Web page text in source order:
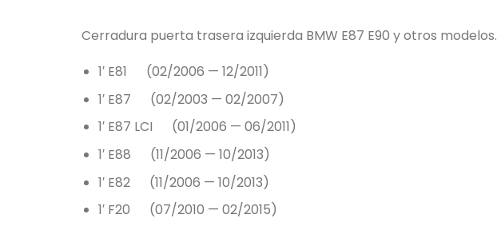
Cerradura puerta trasera izquierda BMW E87 E90 y otros modelos.
1′ E81 (02/2006 — 12/2011)
1′ E87 (02/2003 — 02/2007)
1′ E87 LCI (01/2006 — 06/2011)
1′ E88 (11/2006 — 10/2013)
1′ E82 (11/2006 — 10/2013)
1′ F20 (07/2010 — 02/2015)